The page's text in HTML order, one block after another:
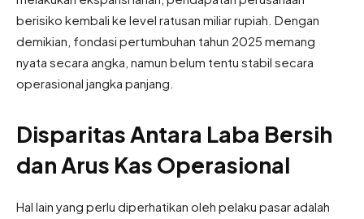
berisiko kembali ke level ratusan miliar rupiah. Dengan
demikian, fondasi pertumbuhan tahun 2025 memang
nyata secara angka, namun belum tentu stabil secara
operasional jangka panjang.
Disparitas Antara Laba Bersih
dan Arus Kas Operasional
Hal lain yang perlu diperhatikan oleh pelaku pasar adalah